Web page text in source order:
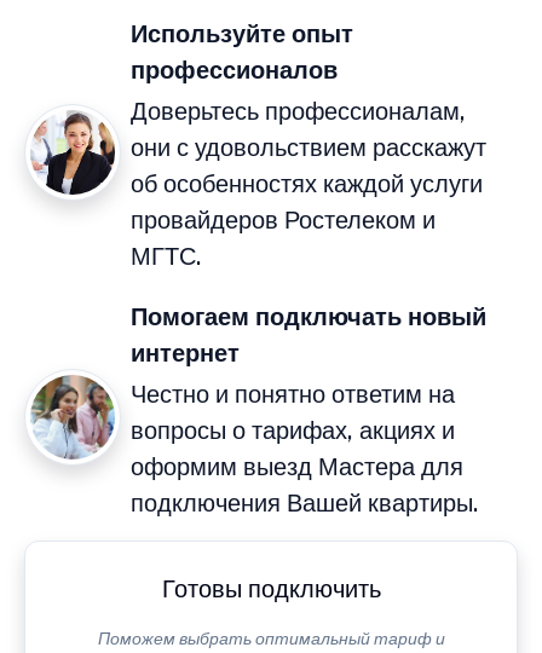
Используйте опыт
профессионалов
Доверьтесь профессионалам,
они с удовольствием расскажут
об особенностях каждой услуги
провайдеров Ростелеком и
МГТС.
Помогаем подключать новый
интернет
Честно и понятно ответим на
вопросы о тарифах, акциях и
оформим выезд Мастера для
подключения Вашей квартиры.
Готовы подключить
Поможем выбрать оптимальный тариф и